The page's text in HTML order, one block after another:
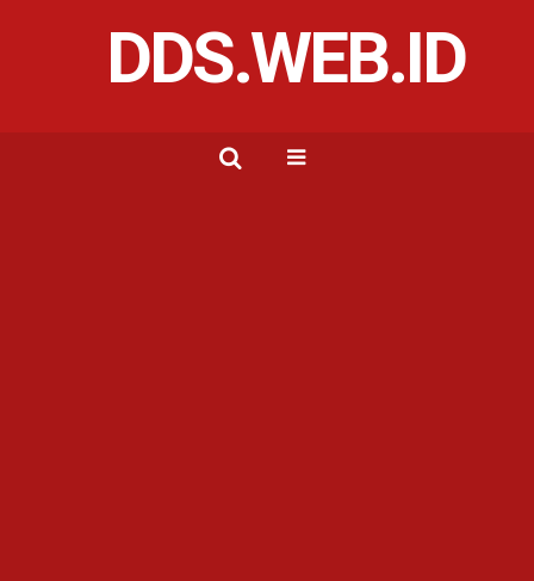
DDS.WEB.ID